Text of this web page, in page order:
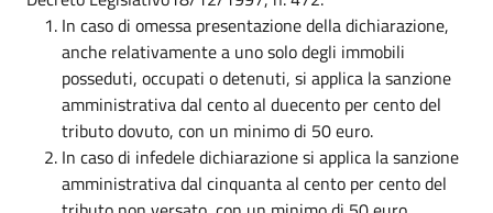
In caso di omessa presentazione della dichiarazione,
anche relativamente a uno solo degli immobili
posseduti, occupati o detenuti, si applica la sanzione
amministrativa dal cento al duecento per cento del
tributo dovuto, con un minimo di 50 euro.
In caso di infedele dichiarazione si applica la sanzione
amministrativa dal cinquanta al cento per cento del